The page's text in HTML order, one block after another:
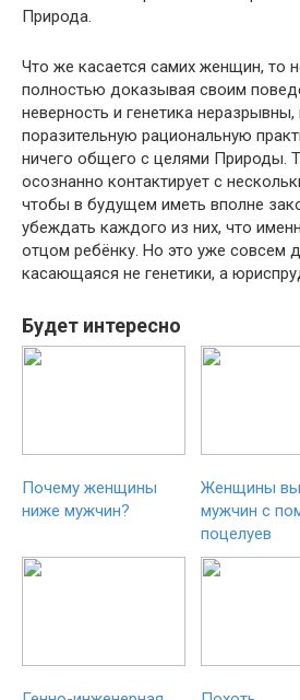
Природа.
Что же касается самих женщин, то
полностью доказывая своим
неверность и генетика
поразительную рациональную
ничего общего с целями Природы.
осознанно контактирует с
чтобы в будущем иметь вполне
убеждать каждого из них, что
отцом ребёнку. Но это уже совсем
касающаяся не генетики, а
Будет интересно
Почему женщины
ниже мужчин?
Женщины
мужчин с
поцелуев